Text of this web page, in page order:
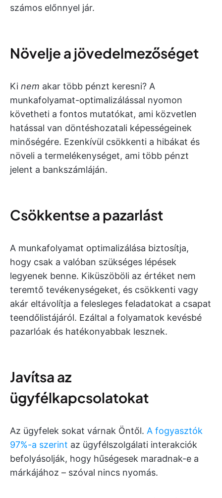
számos előnnyel jár.
Növelje a jövedelmezőséget
Ki nem akar több pénzt keresni? A
munkafolyamat-optimalizálással nyomon
követheti a fontos mutatókat, ami közvetlen
hatással van döntéshozatali képességeinek
minőségére. Ezenkívül csökkenti a hibákat és
növeli a termelékenységet, ami több pénzt
jelent a bankszámláján.
Csökkentse a pazarlást
A munkafolyamat optimalizálása biztosítja,
hogy csak a valóban szükséges lépések
legyenek benne. Kiküszöböli az értéket nem
teremtő tevékenységeket, és csökkenti vagy
akár eltávolítja a felesleges feladatokat a csapat
teendőlistájáról. Ezáltal a folyamatok kevésbé
pazarlóak és hatékonyabbak lesznek.
Javítsa az
ügyfélkapcsolatokat
Az ügyfelek sokat várnak Öntől. A fogyasztók
97%-a szerint az ügyfélszolgálati interakciók
befolyásolják, hogy hűségesek maradnak-e a
márkájához – szóval nincs nyomás.